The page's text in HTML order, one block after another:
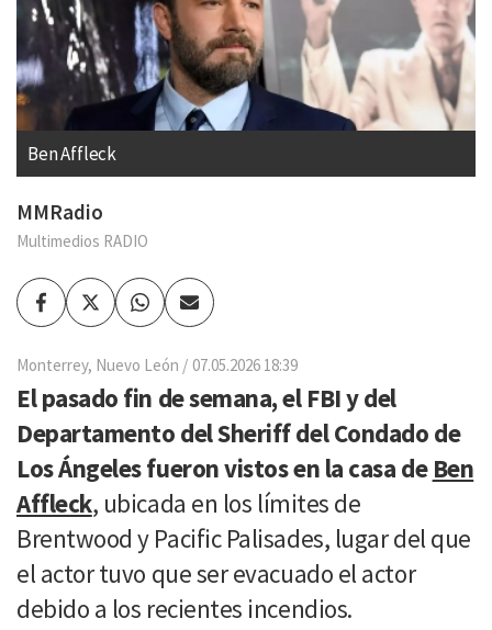
Ben Affleck
MMRadio
Multimedios RADIO
FacebookTwitterWhatsapp
Enviar
por
Monterrey, Nuevo León 07.05.2026 18:39
El pasado fin de semana, el FBI y del
Departamento del Sheriff del Condado de
Los Ángeles fueron vistos en la casa de Ben
Affleck, ubicada en los límites de
Brentwood y Pacific Palisades, lugar del que
el actor tuvo que ser evacuado el actor
debido a los recientes incendios.